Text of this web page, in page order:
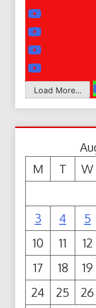
Load More...
M
T W
3
4 5
10
11 12
17
18 19
24
25 26